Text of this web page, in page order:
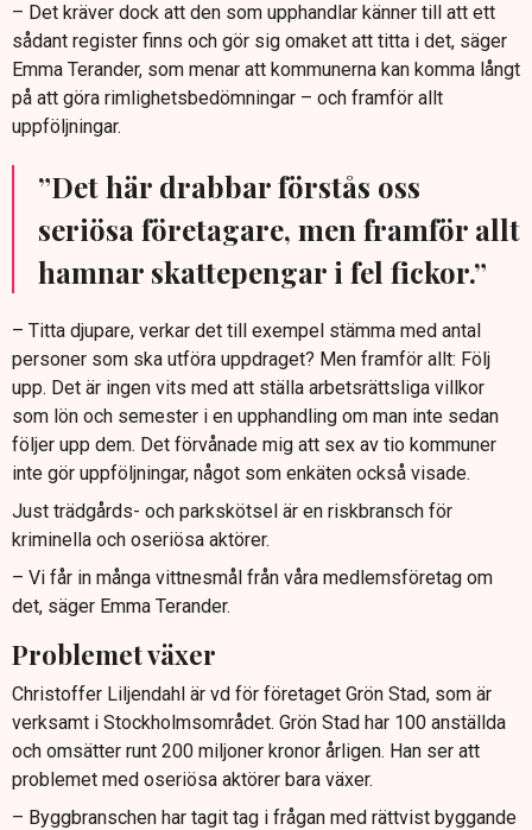
– Det kräver dock att den som upphandlar känner till att ett
sådant register finns och gör sig omaket att titta i det, säger
Emma Terander, som menar att kommunerna kan komma långt
på att göra rimlighetsbedömningar – och framför allt
uppföljningar.
”Det här drabbar förstås oss
seriösa företagare, men framför allt
hamnar skattepengar i fel fickor.”
– Titta djupare, verkar det till exempel stämma med antal
personer som ska utföra uppdraget? Men framför allt: Följ
upp. Det är ingen vits med att ställa arbetsrättsliga villkor
som lön och semester i en upphandling om man inte sedan
följer upp dem. Det förvånade mig att sex av tio kommuner
inte gör uppföljningar, något som enkäten också visade.
Just trädgårds- och parkskötsel är en riskbransch för
kriminella och oseriösa aktörer.
– Vi får in många vittnesmål från våra medlemsföretag om
det, säger Emma Terander.
Problemet växer
Christoffer Liljendahl är vd för företaget Grön Stad, som är
verksamt i Stockholmsområdet. Grön Stad har 100 anställda
och omsätter runt 200 miljoner kronor årligen. Han ser att
problemet med oseriösa aktörer bara växer.
– Byggbranschen har tagit tag i frågan med rättvist byggande